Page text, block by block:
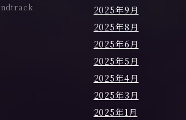
2025年9月
2025年8月
2025年6月
2025年5月
2025年4月
2025年3月
2025年1月